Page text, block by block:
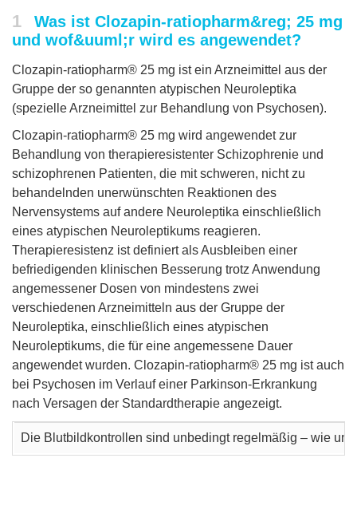
1
Was ist Clozapin-ratiopharm&reg; 25 mg
und wof&uuml;r wird es angewendet?
Clozapin-ratiopharm® 25 mg ist ein Arzneimittel aus der
Gruppe der so genannten atypischen Neuroleptika
(spezielle Arzneimittel zur Behandlung von Psychosen).
Clozapin-ratiopharm® 25 mg wird angewendet zur
Behandlung von therapieresistenter Schizophrenie und
schizophrenen Patienten, die mit schweren, nicht zu
behandelnden unerwünschten Reaktionen des
Nervensystems auf andere Neuroleptika einschließlich
eines atypischen Neuroleptikums reagieren.
Therapieresistenz ist definiert als Ausbleiben einer
befriedigenden klinischen Besserung trotz Anwendung
angemessener Dosen von mindestens zwei
verschiedenen Arzneimitteln aus der Gruppe der
Neuroleptika, einschließlich eines atypischen
Neuroleptikums, die für eine angemessene Dauer
angewendet wurden. Clozapin-ratiopharm® 25 mg ist auch
bei Psychosen im Verlauf einer Parkinson-Erkrankung
nach Versagen der Standardtherapie angezeigt.
Die Blutbildkontrollen sind unbedingt regelmäßig – wie